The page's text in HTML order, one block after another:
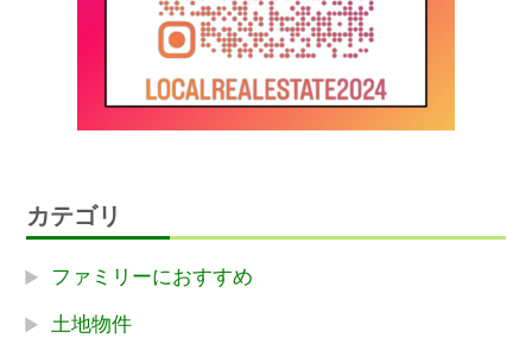
カテゴリ
ファミリーにおすすめ
土地物件